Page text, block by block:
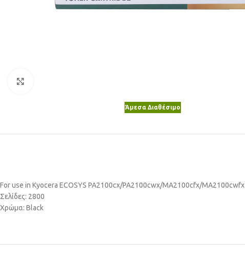
Άμεσα Διαθέσιμο
For use in Kyocera ECOSYS PA2100cx/PA2100cwx/MA2100cfx/MA2100cwfx
Σελίδες: 2800
Χρώμα: Black